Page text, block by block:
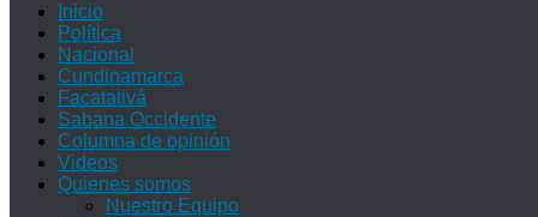
Inicio
Política
Nacional
Cundinamarca
Facatativá
Sabana Occidente
Columna de opinión
Videos
Quienes somos
Nuestro Equipo